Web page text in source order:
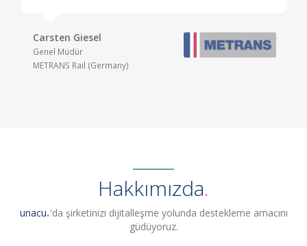
Carsten Giesel
Genel Müdür
METRANS Rail (Germany)
Hakkımızda
unacu 'da şirketinizi dijitalleşme yolunda destekleme amacını
güdüyoruz.